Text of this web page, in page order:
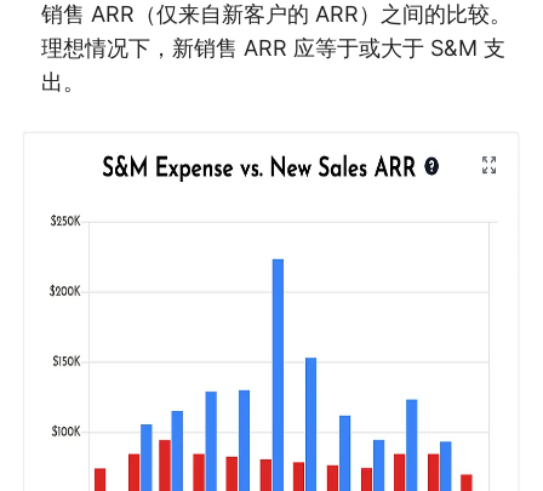
销售 ARR（仅来自新客户的 ARR）之间的比较。
理想情况下，新销售 ARR 应等于或大于 S&M 支
出。